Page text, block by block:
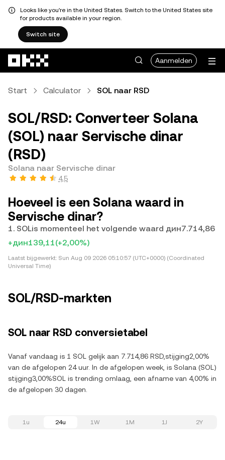
Looks like you're in the United States. Switch to the United States site
for products available in your region.
Switch site
Aanmelden
Start Calculator SOL naar RSD
SOL/RSD: Converteer Solana
(SOL) naar Servische dinar
(RSD)
Solana naar Servische dinar
4,5
Hoeveel is een Solana waard in
Servische dinar?
1. SOLis momenteel het volgende waard дин7.714,86
+дин139,11(+2,00%)
Laatst bijgewerkt: Sun Aug 09 2026 05:10:57 (UTC+0000) (Coordinated
Universal Time)
SOL/RSD-markten
SOL naar RSD conversietabel
Vanaf vandaag is 1 SOL gelijk aan 7.714,86 RSD,stijging2,00%
van de afgelopen 24 uur. In de afgelopen week, is Solana (SOL)
stijging3,00%SOL is trending omlaag, een afname van 4,00% in
de afgelopen 30 dagen.
1u 24u 1W 1M 1J 2Y